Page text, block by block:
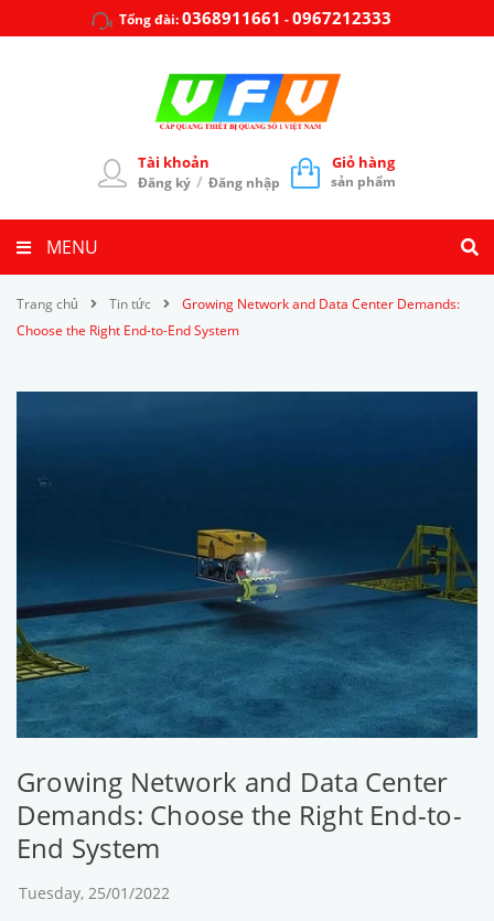
Tổng đài:0368911661 -0967212333
Tài khoản
Đăng ký / Đăng nhập
Giỏ hàng
sản phẩm
MENU
Trang chủ Tin tức
Growing Network and Data Center Demands:
Choose the Right End-to-End System
Growing Network and Data Center
Demands: Choose the Right End-to-
End System
Tuesday, 25/01/2022